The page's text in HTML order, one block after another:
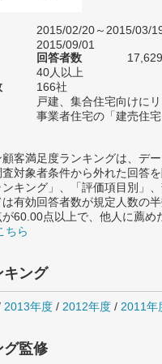
2015/02/20～2015/03/
2015/09/01
回答者数
40人以上
166社
戸建、集合住宅向けに
事業者住宅の「建売住宅
客満足度ランキングは、デ
対象者条件から外れた回答を
キング」、「評価項目別」
有効回答者数が規定人数の
60.00点以上で、他人に薦め
ちら
キング
2013年度 / 2012年度 / 2011年
グ監修